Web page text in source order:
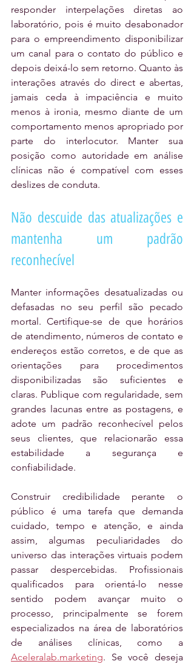
responder interpelações diretas ao
laboratório, pois é muito desabonador
para o empreendimento disponibilizar
um canal para o contato do público e
depois deixá-lo sem retorno. Quanto às
interações através do direct e abertas,
jamais ceda à impaciência e muito
menos à ironia, mesmo diante de um
comportamento menos apropriado por
parte do interlocutor. Manter sua
posição como autoridade em análise
clínicas não é compatível com esses
deslizes de conduta.
Não descuide das atualizações e
mantenha um padrão
reconhecível
Manter informações desatualizadas ou
defasadas no seu perfil são pecado
mortal. Certifique-se de que horários
de atendimento, números de contato e
endereços estão corretos, e de que as
orientações para procedimentos
disponibilizadas são suficientes e
claras. Publique com regularidade, sem
grandes lacunas entre as postagens, e
adote um padrão reconhecível pelos
seus clientes, que relacionarão essa
estabilidade a segurança e
confiabilidade.
Construir credibilidade perante o
público é uma tarefa que demanda
cuidado, tempo e atenção, e ainda
assim, algumas peculiaridades do
universo das interações virtuais podem
passar despercebidas. Profissionais
qualificados para orientá-lo nesse
sentido podem avançar muito o
processo, principalmente se forem
especializados na área de laboratórios
Aceleralab.marketing. Se você deseja